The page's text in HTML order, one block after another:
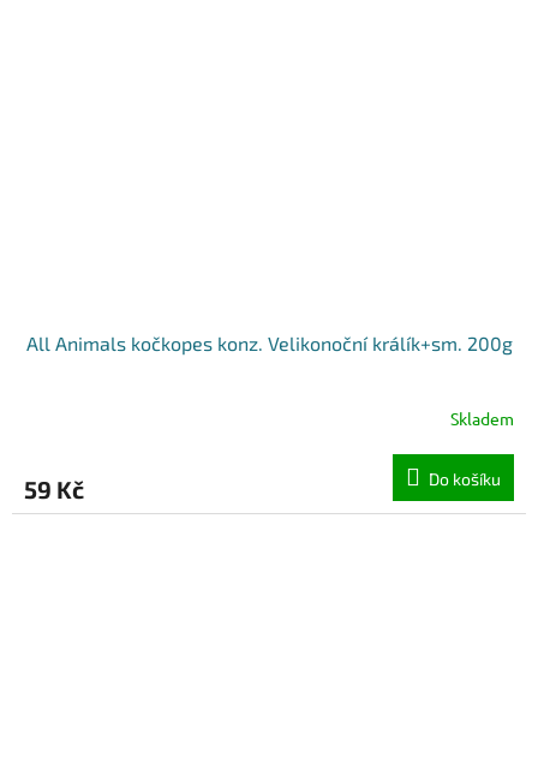
All Animals kočkopes konz. Velikonoční králík+sm. 200g
Skladem
59 Kč Do košíku